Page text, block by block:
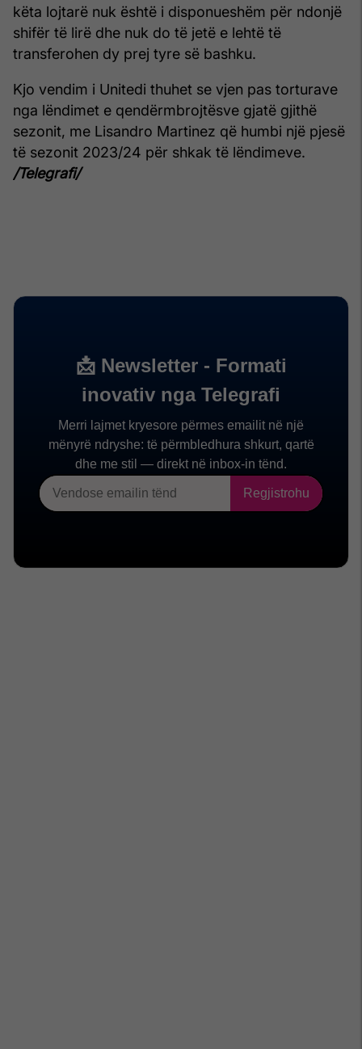
këta lojtarë nuk është i disponueshëm për ndonjë
shifër të lirë dhe nuk do të jetë e lehtë të
transferohen dy prej tyre së bashku.
Kjo vendim i Unitedi thuhet se vjen pas torturave
nga lëndimet e qendërmbrojtësve gjatë gjithë
sezonit, me Lisandro Martinez që humbi një pjesë
të sezonit 2023/24 për shkak të lëndimeve.
/Telegrafi/